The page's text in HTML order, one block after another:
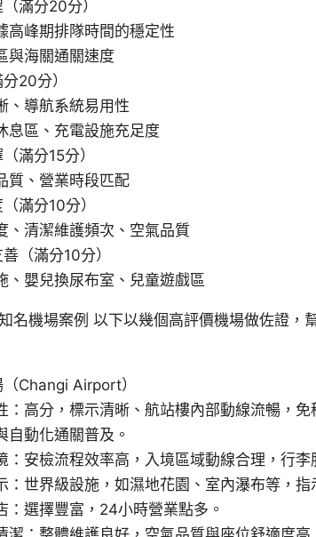
滿分20分）
高峰期排隊時間的穩定性
與海關通關速度
20分）
、導航系統易用性
息區、充電設施充足度
滿分15分）
質、營業時段匹配
滿分10分）
、清潔維護頻次、空氣品質
（滿分10分）
、嬰兒換尿布室、兒童遊戲區
名機場案例 以下以幾個高評價機場做佐證，
Changi Airport）
：高分，標示清晰、航站樓內部動線流暢，免
自動化通關普及。
：安檢流程效率高，入境區域動線合理，行李
：世界級設施，如濕地花園、室內瀑布等，指
：選擇豐富，24小時營業點多。